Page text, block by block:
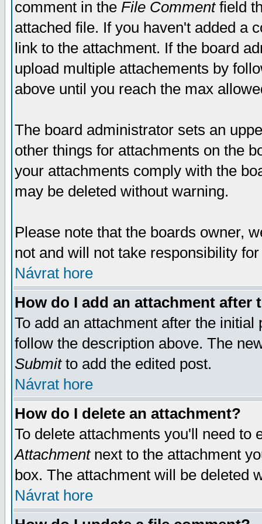
comment in the File Commentfield
attached file. If you haven't added a
link to the attachment. If the board
upload multiple attachements by
above until you reach the max
The board administrator sets an
other things for attachments on the
your attachments comply with the
may be deleted without warning.
Please note that the boards owner,
not and will not take responsibility
Návrat hore
How do I add an attachment after
To add an attachment after the
follow the description above. The
Submitto add the edited post.
Návrat hore
How do I delete an attachment?
To delete attachments you'll need
Attachmentnext to the attachment
box. The attachment will be deleted
Návrat hore